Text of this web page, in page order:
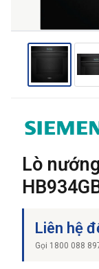
THƯƠNG HIỆU
→ GỬI
Lò
Liên hệ
Gọi 1800 088